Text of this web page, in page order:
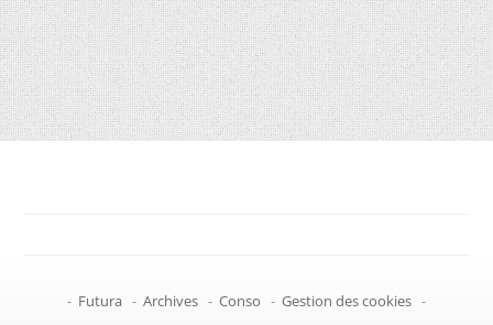
- Futura - Archives - Conso - Gestion des cookies -